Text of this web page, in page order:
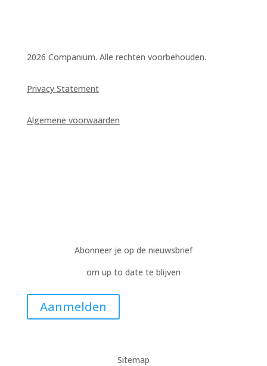
2026 Companium. Alle rechten voorbehouden.
Privacy Statement
Algemene voorwaarden
Abonneer je op de nieuwsbrief
om up to date te blijven
Aanmelden
Sitemap